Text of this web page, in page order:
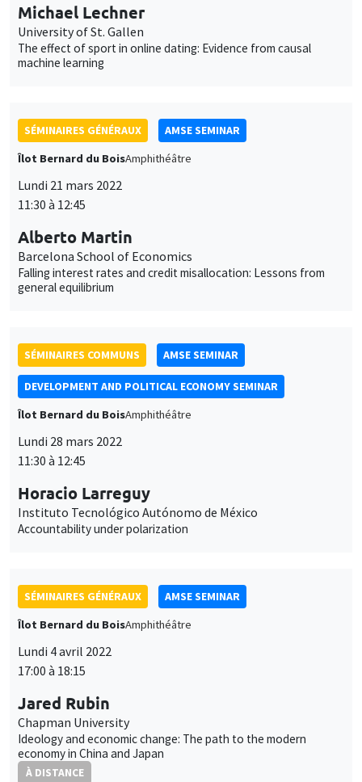
Michael Lechner
University of St. Gallen
The effect of sport in online dating: Evidence from causal
machine learning
SÉMINAIRES GÉNÉRAUX
AMSE SEMINAR
Îlot Bernard du BoisAmphithéâtre
Lundi 21 mars 2022
11:30 à 12:45
Alberto Martin
Barcelona School of Economics
Falling interest rates and credit misallocation: Lessons from
general equilibrium
SÉMINAIRES COMMUNS AMSE SEMINAR
DEVELOPMENT AND POLITICAL ECONOMY SEMINAR
Îlot Bernard du BoisAmphithéâtre
Lundi 28 mars 2022
11:30 à 12:45
Horacio Larreguy
Instituto Tecnológico Autónomo de México
Accountability under polarization
SÉMINAIRES GÉNÉRAUX
AMSE SEMINAR
Îlot Bernard du BoisAmphithéâtre
Lundi 4 avril 2022
17:00 à 18:15
Jared Rubin
Chapman University
Ideology and economic change: The path to the modern
economy in China and Japan
À DISTANCE